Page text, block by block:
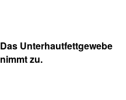
Das Unterhautfettgewebe
nimmt zu.